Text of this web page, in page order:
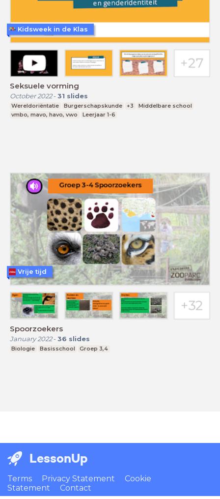
Seksuele vorming
October 2022- 31 slides
Wereldoriëntatie Burgerschapskunde +3
Middelbare school
vmbo, mavo, havo, vwo
Leerjaar 1-6
Kidsweek in de Klas
Spoorzoekers
January 2022- 36 slides
Biologie Basisschool Groep 3,4
Vrije tijd
LessonUp
Terms Privacy Statement
Cookie
Statement
Contact